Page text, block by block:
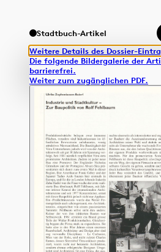
Stadtbuch-Artikel
Weitere Details des Dossier-
Die folgende Bildergalerie der
barrierefrei.
Weiter zum zugänglichen PDF.